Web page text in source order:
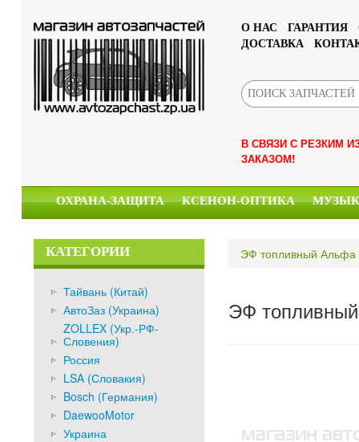
О НАС ГАРАНТИЯ
ДОСТАВКА
В СВЯЗИ С РЕЗКИМ
ЗАКАЗОМ!
ОХРАНА-ЗАЩИТА КСЕНОН-ОПТИКА
КАТЕГОРИИ
Тайвань (Китай)
АвтоЗаз (Украина)
ZOLLEX (Укр.-РФ-
Словения)
Россия
LSA (Словакия)
Bosch (Германия)
DaewooMotor
Украина
ЭФ топливный Альфа
ЭФ